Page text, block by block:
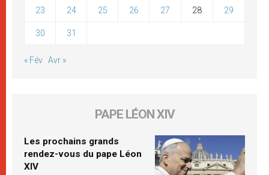
23 24 25 26 27 28 29
30 31
« Fév Avr »
PAPE LÉON XIV
Les prochains grands
rendez-vous du pape Léon
XIV